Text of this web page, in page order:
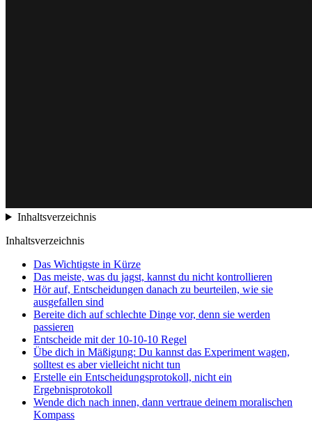
Inhaltsverzeichnis
Inhaltsverzeichnis
Das Wichtigste in Kürze
Das meiste, was du jagst, kannst du nicht kontrollieren
Hör auf, Entscheidungen danach zu beurteilen, wie sie
ausgefallen sind
Bereite dich auf schlechte Dinge vor, denn sie werden
passieren
Entscheide mit der 10-10-10 Regel
Übe dich in Mäßigung: Du kannst das Experiment wagen,
solltest es aber vielleicht nicht tun
Erstelle ein Entscheidungsprotokoll, nicht ein
Ergebnisprotokoll
Wende dich nach innen, dann vertraue deinem moralischen
Kompass